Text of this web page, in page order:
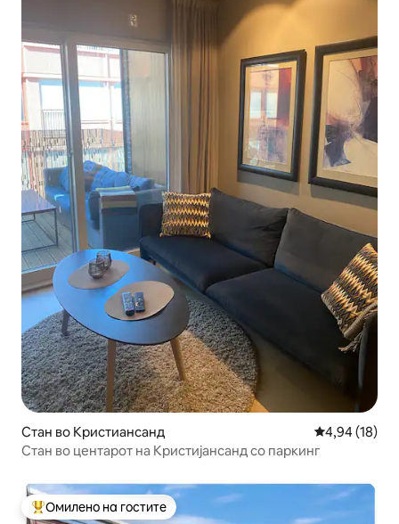
Стан во Кристиансанд Просечна
4,94 (18)
Стан во центарот на Кристијансанд со паркинг
Меѓу најуспешните „Омилени на гостите“
Омилено на гостите